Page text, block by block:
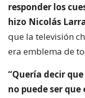
responder los
hizo Nicolás
que la televisión
era emblema de
“Quería decir
no puede ser